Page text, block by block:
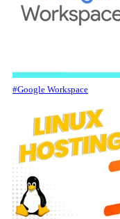
#Google Workspace